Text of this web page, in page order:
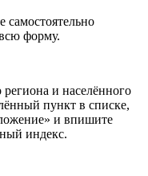
форму.
и населённого
пункт в списке,
и впишите
индекс.